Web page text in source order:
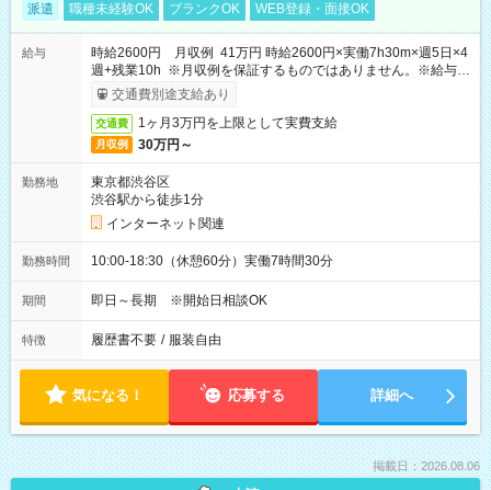
派遣 職種未経験OK ブランクOK WEB登録・面接OK
給与
時給2600円 月収例 41万円 時給2600円×実働7h30m×週5日×4
週+残業10h ※月収例を保証するものではありません。※給与即
受取りサービス利用可（利用条件有）
交通費別途支給あり
交通費 1ヶ月3万円を上限として実費支給
月収例 30万円～
勤務地
東京都渋谷区
渋谷駅から徒歩1分
インターネット関連
勤務時間 10:00-18:30（休憩60分）実働7時間30分
期間 即日～長期 ※開始日相談OK
特徴 履歴書不要 / 服装自由
気になる！ 応募する 詳細へ
掲載日：2026.08.06